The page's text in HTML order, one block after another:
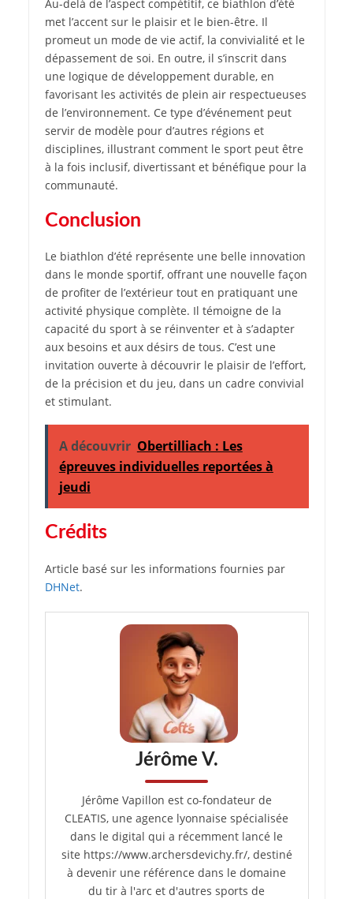
Au-delà de l’aspect compétitif, ce biathlon d’été
met l’accent sur le plaisir et le bien-être. Il
promeut un mode de vie actif, la convivialité et le
dépassement de soi. En outre, il s’inscrit dans
une logique de développement durable, en
favorisant les activités de plein air respectueuses
de l’environnement. Ce type d’événement peut
servir de modèle pour d’autres régions et
disciplines, illustrant comment le sport peut être
à la fois inclusif, divertissant et bénéfique pour la
communauté.
Conclusion
Le biathlon d’été représente une belle innovation
dans le monde sportif, offrant une nouvelle façon
de profiter de l’extérieur tout en pratiquant une
activité physique complète. Il témoigne de la
capacité du sport à se réinventer et à s’adapter
aux besoins et aux désirs de tous. C’est une
invitation ouverte à découvrir le plaisir de l’effort,
de la précision et du jeu, dans un cadre convivial
et stimulant.
A découvrir Obertilliach : Les
épreuves individuelles reportées à
jeudi
Crédits
Article basé sur les informations fournies par
DHNet.
Jérôme V.
Jérôme Vapillon est co-fondateur de
CLEATIS, une agence lyonnaise spécialisée
dans le digital qui a récemment lancé le
site https://www.archersdevichy.fr/, destiné
à devenir une référence dans le domaine
du tir à l'arc et d'autres sports de